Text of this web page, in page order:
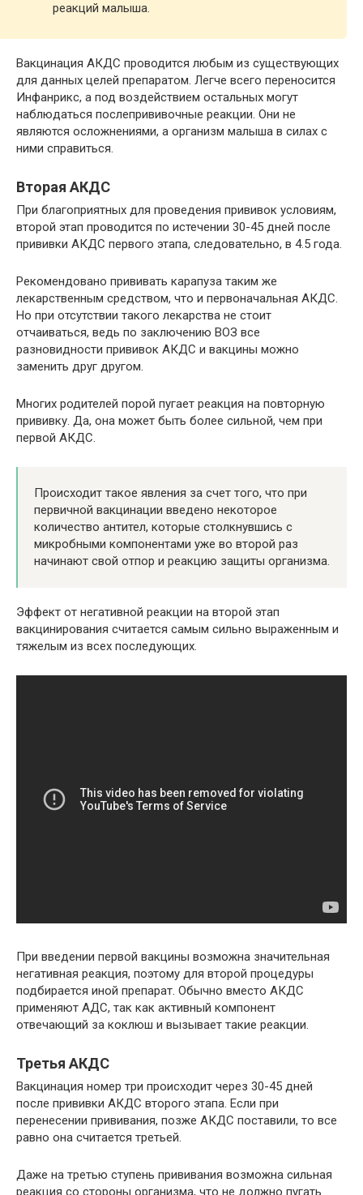
реакций малыша.
Вакцинация АКДС проводится любым из существующих
для данных целей препаратом. Легче всего переносится
Инфанрикс, а под воздействием остальных могут
наблюдаться послепрививочные реакции. Они не
являются осложнениями, а организм малыша в силах с
ними справиться.
Вторая АКДС
При благоприятных для проведения прививок условиям,
второй этап проводится по истечении 30-45 дней после
прививки АКДС первого этапа, следовательно, в 4.5 года.
Рекомендовано прививать карапуза таким же
лекарственным средством, что и первоначальная АКДС.
Но при отсутствии такого лекарства не стоит
отчаиваться, ведь по заключению ВОЗ все
разновидности прививок АКДС и вакцины можно
заменить друг другом.
Многих родителей порой пугает реакция на повторную
прививку. Да, она может быть более сильной, чем при
первой АКДС.
Происходит такое явления за счет того, что при
первичной вакцинации введено некоторое
количество антител, которые столкнувшись с
микробными компонентами уже во второй раз
начинают свой отпор и реакцию защиты организма.
Эффект от негативной реакции на второй этап
вакцинирования считается самым сильно выраженным и
тяжелым из всех последующих.
При введении первой вакцины возможна значительная
негативная реакция, поэтому для второй процедуры
подбирается иной препарат. Обычно вместо АКДС
применяют АДС, так как активный компонент
отвечающий за коклюш и вызывает такие реакции.
Третья АКДС
Вакцинация номер три происходит через 30-45 дней
после прививки АКДС второго этапа. Если при
перенесении прививания, позже АКДС поставили, то все
равно она считается третьей.
Даже на третью ступень прививания возможна сильная
реакция со стороны организма, что не должно пугать